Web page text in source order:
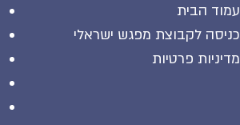
עמוד הבית
כניסה לקבוצת מפגש ישראלי
מדיניות פרטיות